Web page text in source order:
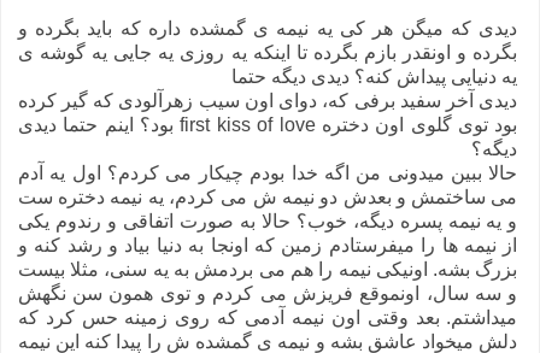
دیدی که میگن هر کی یه نیمه ی گمشده داره که باید بگرده و
بگرده و اونقدر بازم بگرده تا اینکه یه روزی یه جایی یه گوشه ی
یه دنیایی پیداش کنه؟ دیدی دیگه حتما
دیدی آخر سفید برفی که، دوای اون سیب زهرآلودی که گیر کرده
بود توی گلوی اون دختره first kiss of love بود؟ اینم حتما دیدی
دیگه؟
حالا ببین میدونی من اگه خدا بودم چیکار می کردم؟ اول یه آدم
می ساختمش و بعدش دو نیمه ش می کردم، یه نیمه دختره ست
و یه نیمه پسره دیگه، خوب؟ حالا به صورت اتفاقی و رندوم یکی
از نیمه ها را میفرستادم زمین که اونجا به دنیا بیاد و رشد کنه و
بزرگ بشه. اونیکی نیمه را هم می بردمش به یه سنی، مثلا بیست
و سه سال، اونموقع فریزش می کردم و توی همون سن نگهش
میداشتم. بعد وقتی اون نیمه آدمی که روی زمینه حس کرد که
دلش میخواد عاشق بشه و نیمه ی گمشده ش را پیدا کنه این نیمه